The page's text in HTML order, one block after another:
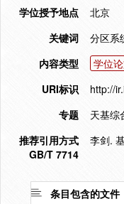
学位授予地点
北京
关键词
分区系
内容类型
学位
URI标识
http://
专题
天基综
推荐引用方式
GB/T 7714
李剑.
条目包含的文件